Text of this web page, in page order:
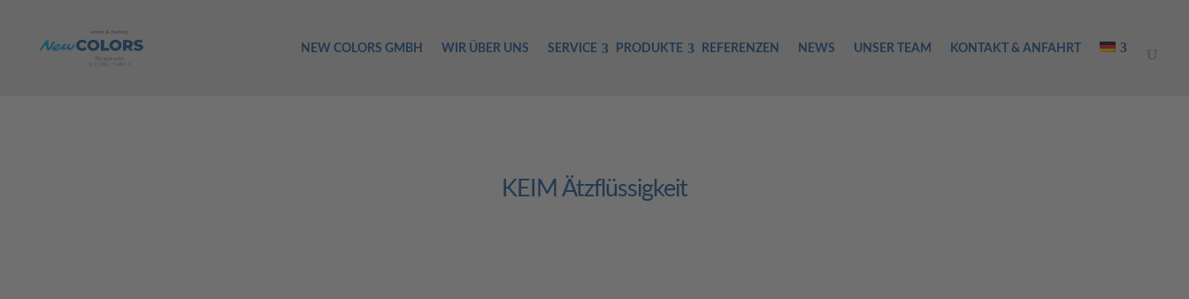
NEW COLORS GMBH WIR ÜBER UNS SERVICE PRODUKTE REFERENZEN NEWS UNSER TEAM KONTAKT & ANFAHRT
KEIM Ätzflüssigkeit